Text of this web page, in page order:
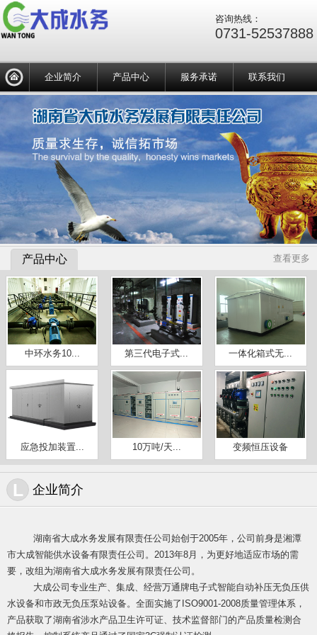
咨询热线：
0731-52537888
企业简介 产品中心 服务承诺 联系我们
产品中心 查看更多
中环水务10... 第三代电子式... 一体化箱式无...
应急投加装置... 10万吨/天... 变频恒压设备
L 企业简介
湖南省大成水务发展有限责任公司始创于2005年，公司前身是湘潭
市大成智能供水设备有限责任公司。2013年8月，为更好地适应市场的需
要，改组为湖南省大成水务发展有限责任公司。
大成公司专业生产、集成、经营万通牌电子式智能自动补压无负压供
水设备和市政无负压泵站设备。全面实施了ISO9001-2008质量管理体系，
产品获取了湖南省涉水产品卫生许可证、技术监督部门的产品质量检测合